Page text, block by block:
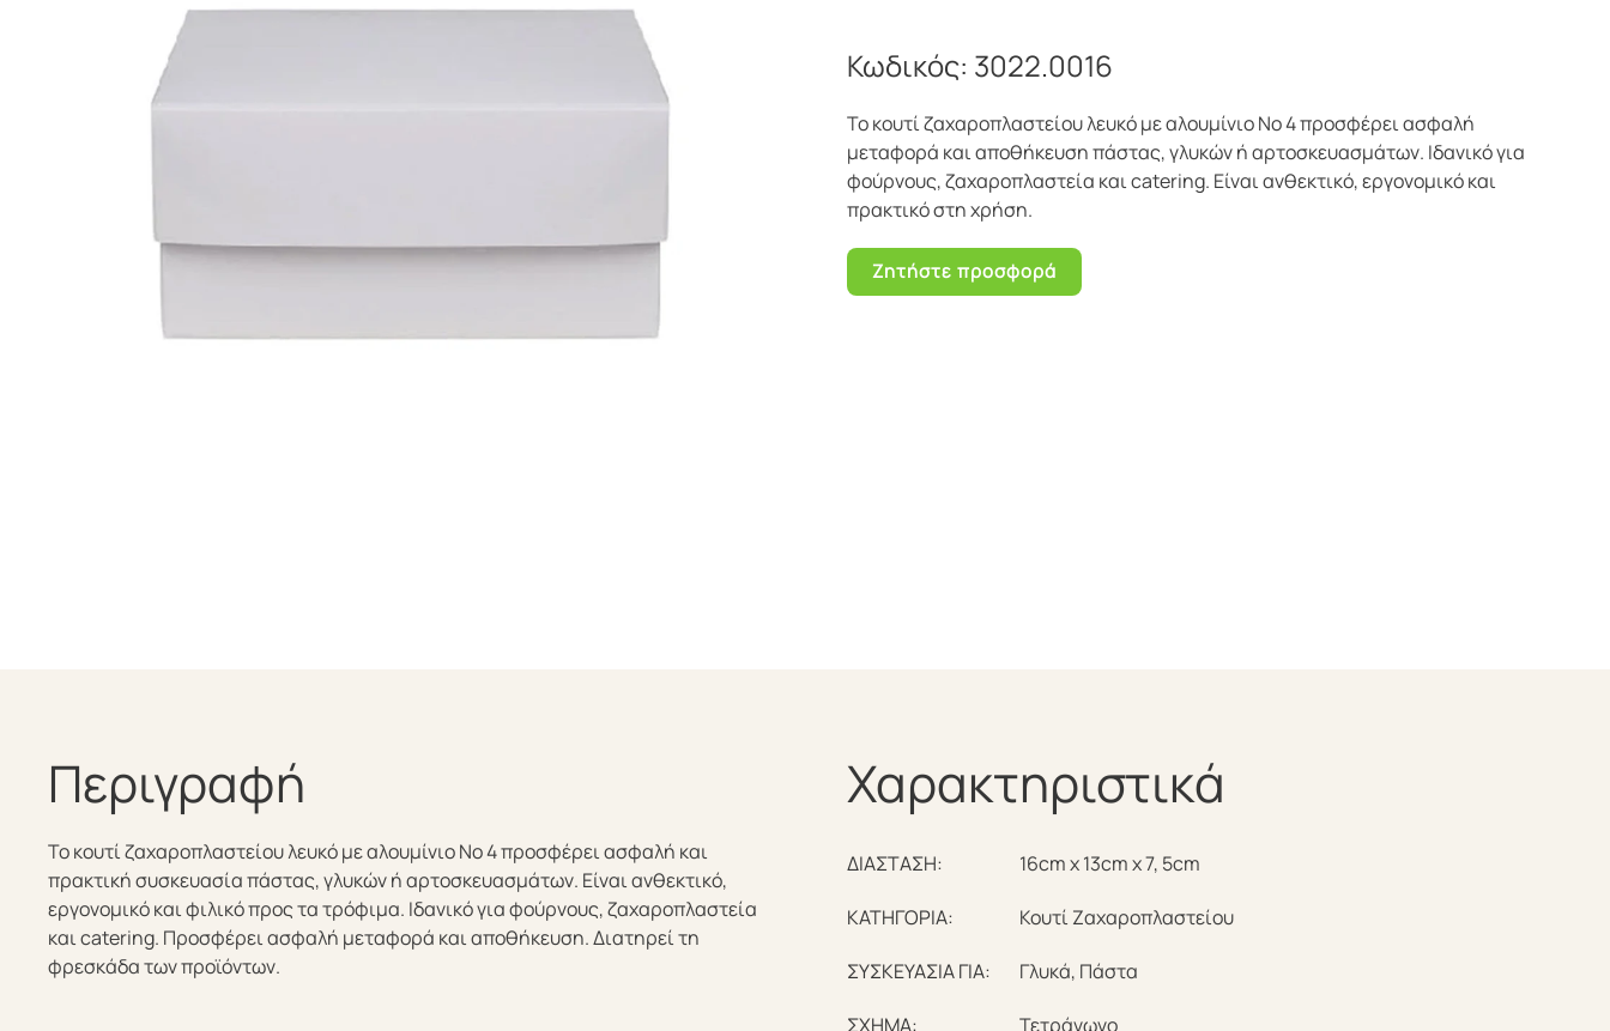
Κωδικός: 3022.0016
Το κουτί ζαχαροπλαστείου λευκό με αλουμίνιο No 4 προσφέρει ασφαλή
μεταφορά και αποθήκευση πάστας, γλυκών ή αρτοσκευασμάτων. Ιδανικό για
φούρνους, ζαχαροπλαστεία και catering. Είναι ανθεκτικό, εργονομικό και
πρακτικό στη χρήση.
Ζητήστε προσφορά
Περιγραφή
Το κουτί ζαχαροπλαστείου λευκό με αλουμίνιο No 4 προσφέρει ασφαλή και
πρακτική συσκευασία πάστας, γλυκών ή αρτοσκευασμάτων. Είναι ανθεκτικό,
εργονομικό και φιλικό προς τα τρόφιμα. Ιδανικό για φούρνους, ζαχαροπλαστεία
και catering. Προσφέρει ασφαλή μεταφορά και αποθήκευση. Διατηρεί τη
φρεσκάδα των προϊόντων.
Χαρακτηριστικά
ΔΙΑΣΤΑΣΗ: 16cm x 13cm x 7, 5cm
ΚΑΤΗΓΟΡΙΑ: Κουτί Ζαχαροπλαστείου
ΣΥΣΚΕΥΑΣΙΑ ΓΙΑ: Γλυκά, Πάστα
ΣΧΗΜΑ: Τετράγωνο